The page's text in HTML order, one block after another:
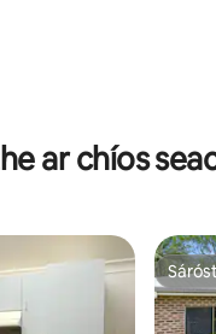
ar chíos